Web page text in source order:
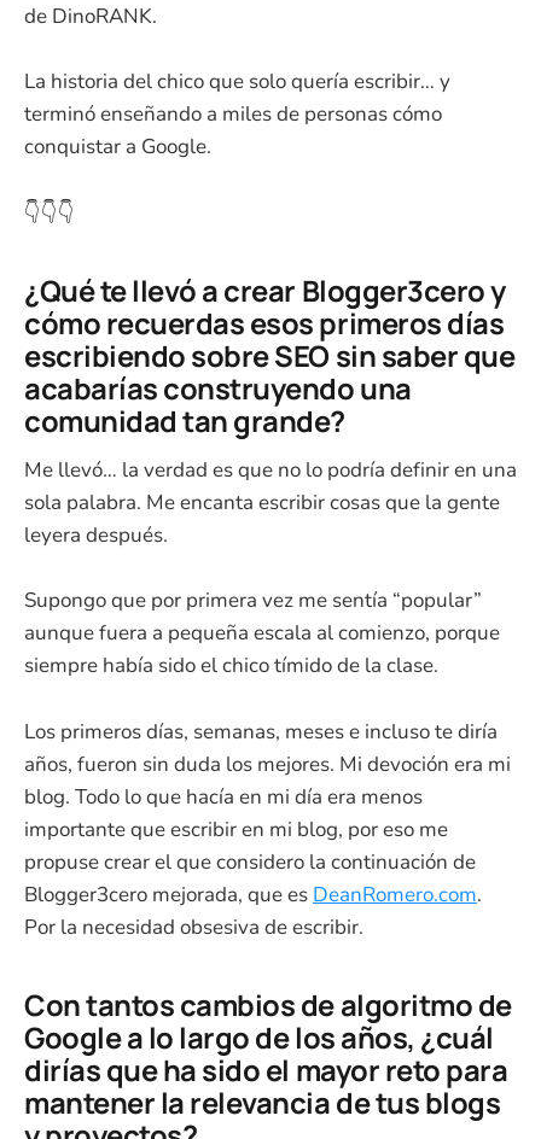
de DinoRANK.
La historia del chico que solo quería escribir… y
terminó enseñando a miles de personas cómo
conquistar a Google.
👇👇👇
¿Qué te llevó a crear Blogger3cero y
cómo recuerdas esos primeros días
escribiendo sobre SEO sin saber que
acabarías construyendo una
comunidad tan grande?
Me llevó… la verdad es que no lo podría definir en una
sola palabra. Me encanta escribir cosas que la gente
leyera después.
Supongo que por primera vez me sentía “popular”
aunque fuera a pequeña escala al comienzo, porque
siempre había sido el chico tímido de la clase.
Los primeros días, semanas, meses e incluso te diría
años, fueron sin duda los mejores. Mi devoción era mi
blog. Todo lo que hacía en mi día era menos
importante que escribir en mi blog, por eso me
propuse crear el que considero la continuación de
Blogger3cero mejorada, que es DeanRomero.com.
Por la necesidad obsesiva de escribir.
Con tantos cambios de algoritmo de
Google a lo largo de los años, ¿cuál
dirías que ha sido el mayor reto para
mantener la relevancia de tus blogs